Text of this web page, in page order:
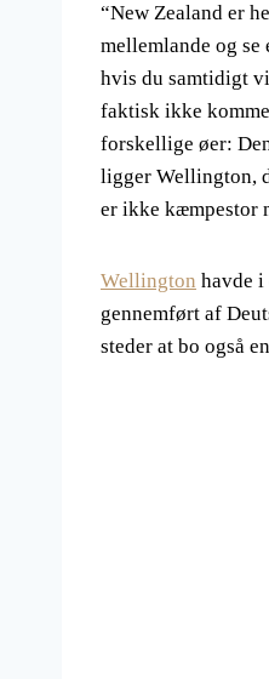
“New Zealand er
mellemlande og
hvis du samtidigt
faktisk ikke
forskellige øer:
ligger Wellington,
er ikke kæmpestor
Wellington havde i
gennemført af
steder at bo også